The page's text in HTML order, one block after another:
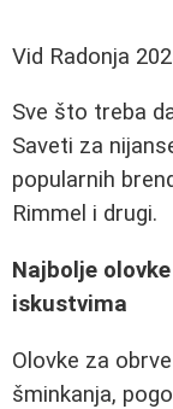
Vid Radonja
Sve što treba
Saveti za
popularnih
Rimmel i drugi.
Najbolje
iskustvima
Olovke za
šminkanja,